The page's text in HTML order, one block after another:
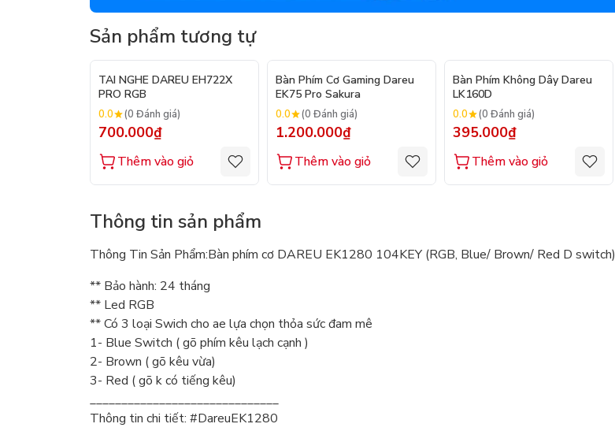
Sản phẩm tương tự
TAI NGHE DAREU EH722X
PRO RGB
0.0 (0 Đánh giá)
700.000₫
Thêm vào giỏ
Bàn Phím Cơ Gaming Dareu
EK75 Pro Sakura
0.0 (0 Đánh giá)
1.200.000₫
Thêm vào giỏ
Bàn Phím Không Dây Dareu
LK160D
0.0 (0 Đánh giá)
395.000₫
Thêm vào giỏ
Thông tin sản phẩm
Thông Tin Sản Phẩm:Bàn phím cơ DAREU EK1280 104KEY (RGB, Blue/ Brown/ Red D switch)
** Bảo hành: 24 tháng
** Led RGB
** Có 3 loại Swich cho ae lựa chọn thỏa sức đam mê
1- Blue Switch ( gõ phím kêu lạch cạnh )
2- Brown ( gõ kêu vừa)
3- Red ( gõ k có tiếng kêu)
______________________________
Thông tin chi tiết: #DareuEK1280